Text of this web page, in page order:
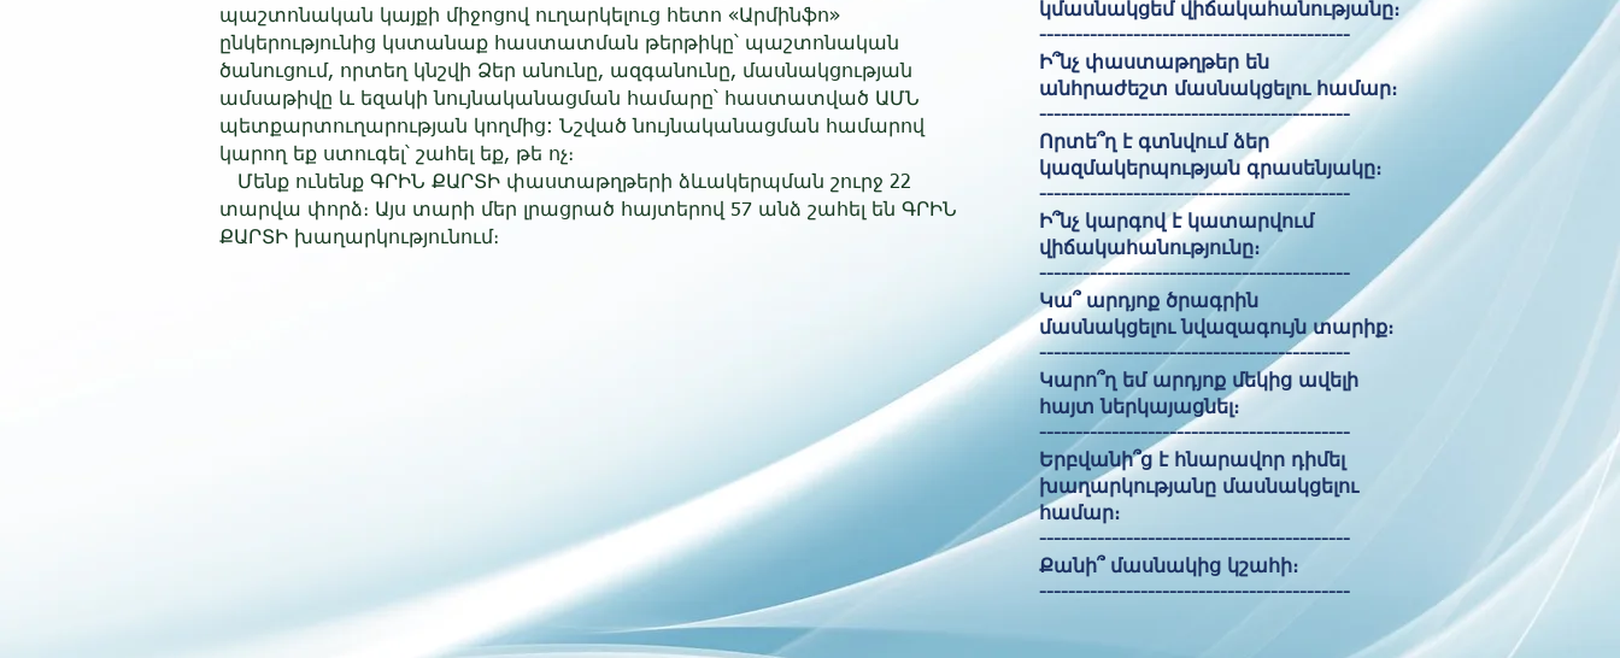
պաշտոնական կայքի միջոցով ուղարկելուց հետո «Արմինֆո»
ընկերությունից կստանաք հաստատման թերթիկը՝ պաշտոնական
ծանուցում, որտեղ կնշվի Ձեր անունը, ազգանունը, մասնակցության
ամսաթիվը և եզակի նույնականացման համարը՝ հաստատված ԱՄՆ
պետքարտուղարության կողմից: Նշված նույնականացման համարով
կարող եք ստուգել՝ շահել եք, թե ոչ։
Մենք ունենք ԳՐԻՆ ՔԱՐՏԻ փաստաթղթերի ձևակերպման շուրջ 22
տարվա փորձ։ Այս տարի մեր լրացրած հայտերով 57 անձ շահել են ԳՐԻՆ
ՔԱՐՏԻ խաղարկությունում։
կմասնակցեմ վիճակահանությանը։
-------------------------------------------
Ի՞նչ փաստաթղթեր են
անհրաժեշտ մասնակցելու համար։
-------------------------------------------
Որտե՞ղ է գտնվում ձեր
կազմակերպության գրասենյակը։
-------------------------------------------
Ի՞նչ կարգով է կատարվում
վիճակահանությունը։
-------------------------------------------
Կա՞ արդյոք ծրագրին
մասնակցելու նվազագույն տարիք։
-------------------------------------------
Կարո՞ղ եմ արդյոք մեկից ավելի
հայտ ներկայացնել։
-------------------------------------------
Երբվանի՞ց է հնարավոր դիմել
խաղարկությանը մասնակցելու
համար։
-------------------------------------------
Քանի՞ մասնակից կշահի։
-------------------------------------------